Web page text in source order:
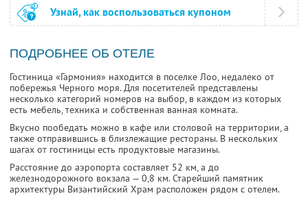
Узнай, как воспользоваться купоном
ПОДРОБНЕЕ ОБ ОТЕЛЕ
Гостиница «Гармония» находится в поселке Лоо, недалеко от
побережья Черного моря. Для посетителей представлены
несколько категорий номеров на выбор, в каждом из которых
есть мебель, техника и собственная ванная комната.
Вкусно пообедать можно в кафе или столовой на территории, а
также отправившись в близлежащие рестораны. В нескольких
шагах от гостиницы есть продуктовые магазины.
Расстояние до аэропорта составляет 52 км, а до
железнодорожного вокзала — 0,8 км. Старейший памятник
архитектуры Византийский Храм расположен рядом с отелем.